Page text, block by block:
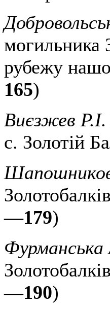
могильника
рубежу
165)
Виєзжев P.І.
с. Золотій
—179)
Фурманська
—190)